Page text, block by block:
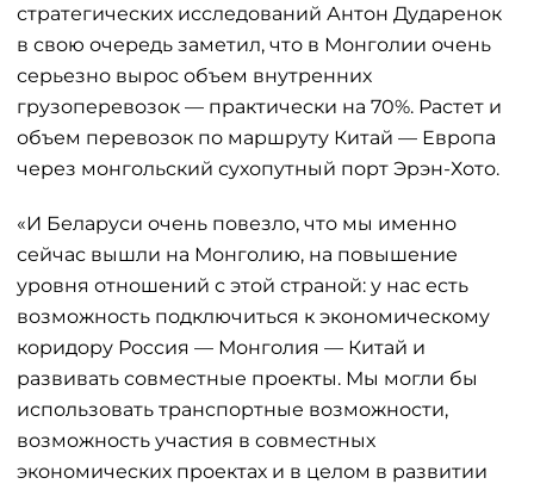
стратегических исследований Антон Дударенок
в свою очередь заметил, что в Монголии очень
серьезно вырос объем внутренних
грузоперевозок — практически на 70%. Растет и
объем перевозок по маршруту Китай — Европа
через монгольский сухопутный порт Эрэн-Хото.
«И Беларуси очень повезло, что мы именно
сейчас вышли на Монголию, на повышение
уровня отношений с этой страной: у нас есть
возможность подключиться к экономическому
коридору Россия — Монголия — Китай и
развивать совместные проекты. Мы могли бы
использовать транспортные возможности,
возможность участия в совместных
экономических проектах и в целом в развитии